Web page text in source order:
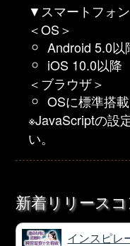
▼スマートフォン
＜OS＞
Android 5.0以
iOS 10.0以降
＜ブラウザ＞
OSに標準搭
※JavaScriptの設
い。
新着リリース
インスピレ